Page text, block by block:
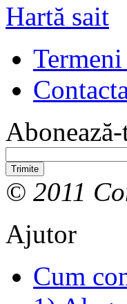
Hartă sait
Trimite
© 2011
Ajutor
Cum